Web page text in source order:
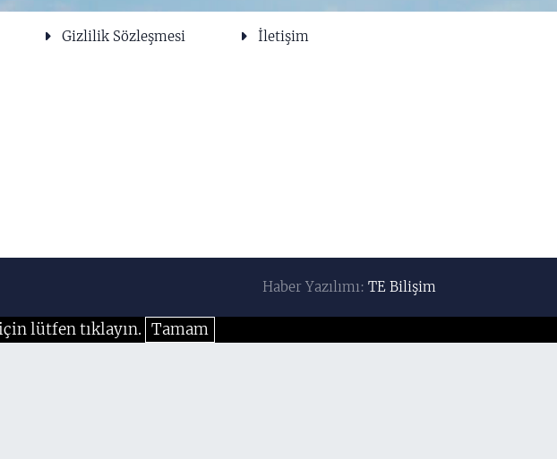
Gizlilik Sözleşmesi İletişim
Haber Yazılımı:TE Bilişim
lütfen tıklayın. Tamam